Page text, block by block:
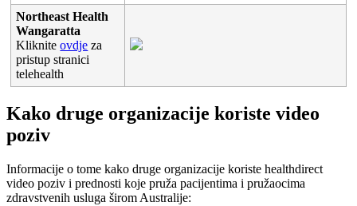
Northeast Health
Wangaratta
Kliknite ovdje za
pristup stranici
telehealth
Kako druge organizacije koriste video
poziv
Informacije o tome kako druge organizacije koriste healthdirect
video poziv i prednosti koje pruža pacijentima i pružaocima
zdravstvenih usluga širom Australije: